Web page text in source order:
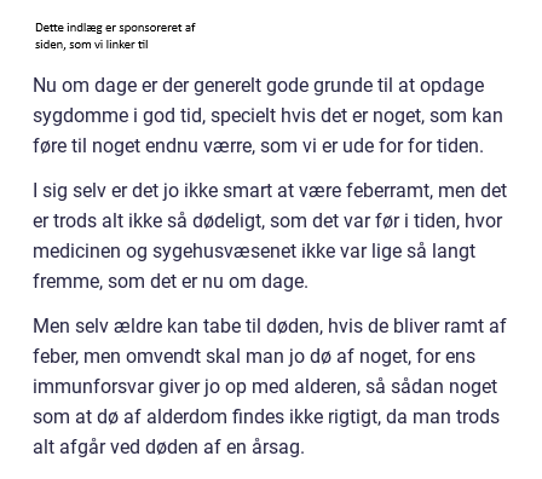
Nu om dage er der generelt gode grunde til at opdage
sygdomme i god tid, specielt hvis det er noget, som kan
føre til noget endnu værre, som vi er ude for for tiden.
I sig selv er det jo ikke smart at være feberramt, men det
er trods alt ikke så dødeligt, som det var før i tiden, hvor
medicinen og sygehusvæsenet ikke var lige så langt
fremme, som det er nu om dage.
Men selv ældre kan tabe til døden, hvis de bliver ramt af
feber, men omvendt skal man jo dø af noget, for ens
immunforsvar giver jo op med alderen, så sådan noget
som at dø af alderdom findes ikke rigtigt, da man trods
alt afgår ved døden af en årsag.